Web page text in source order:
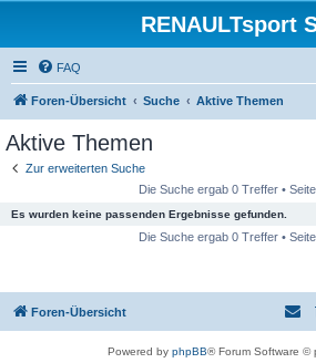
RENAULTsport
FAQ
Foren-Übersicht Suche Aktive Themen
Aktive Themen
Zur erweiterten Suche
Die Suche ergab 0 Treffer • Seite
Es wurden keine passenden Ergebnisse gefunden.
Die Suche ergab 0 Treffer • Seite
Foren-Übersicht
Powered by phpBB® Forum Software ©